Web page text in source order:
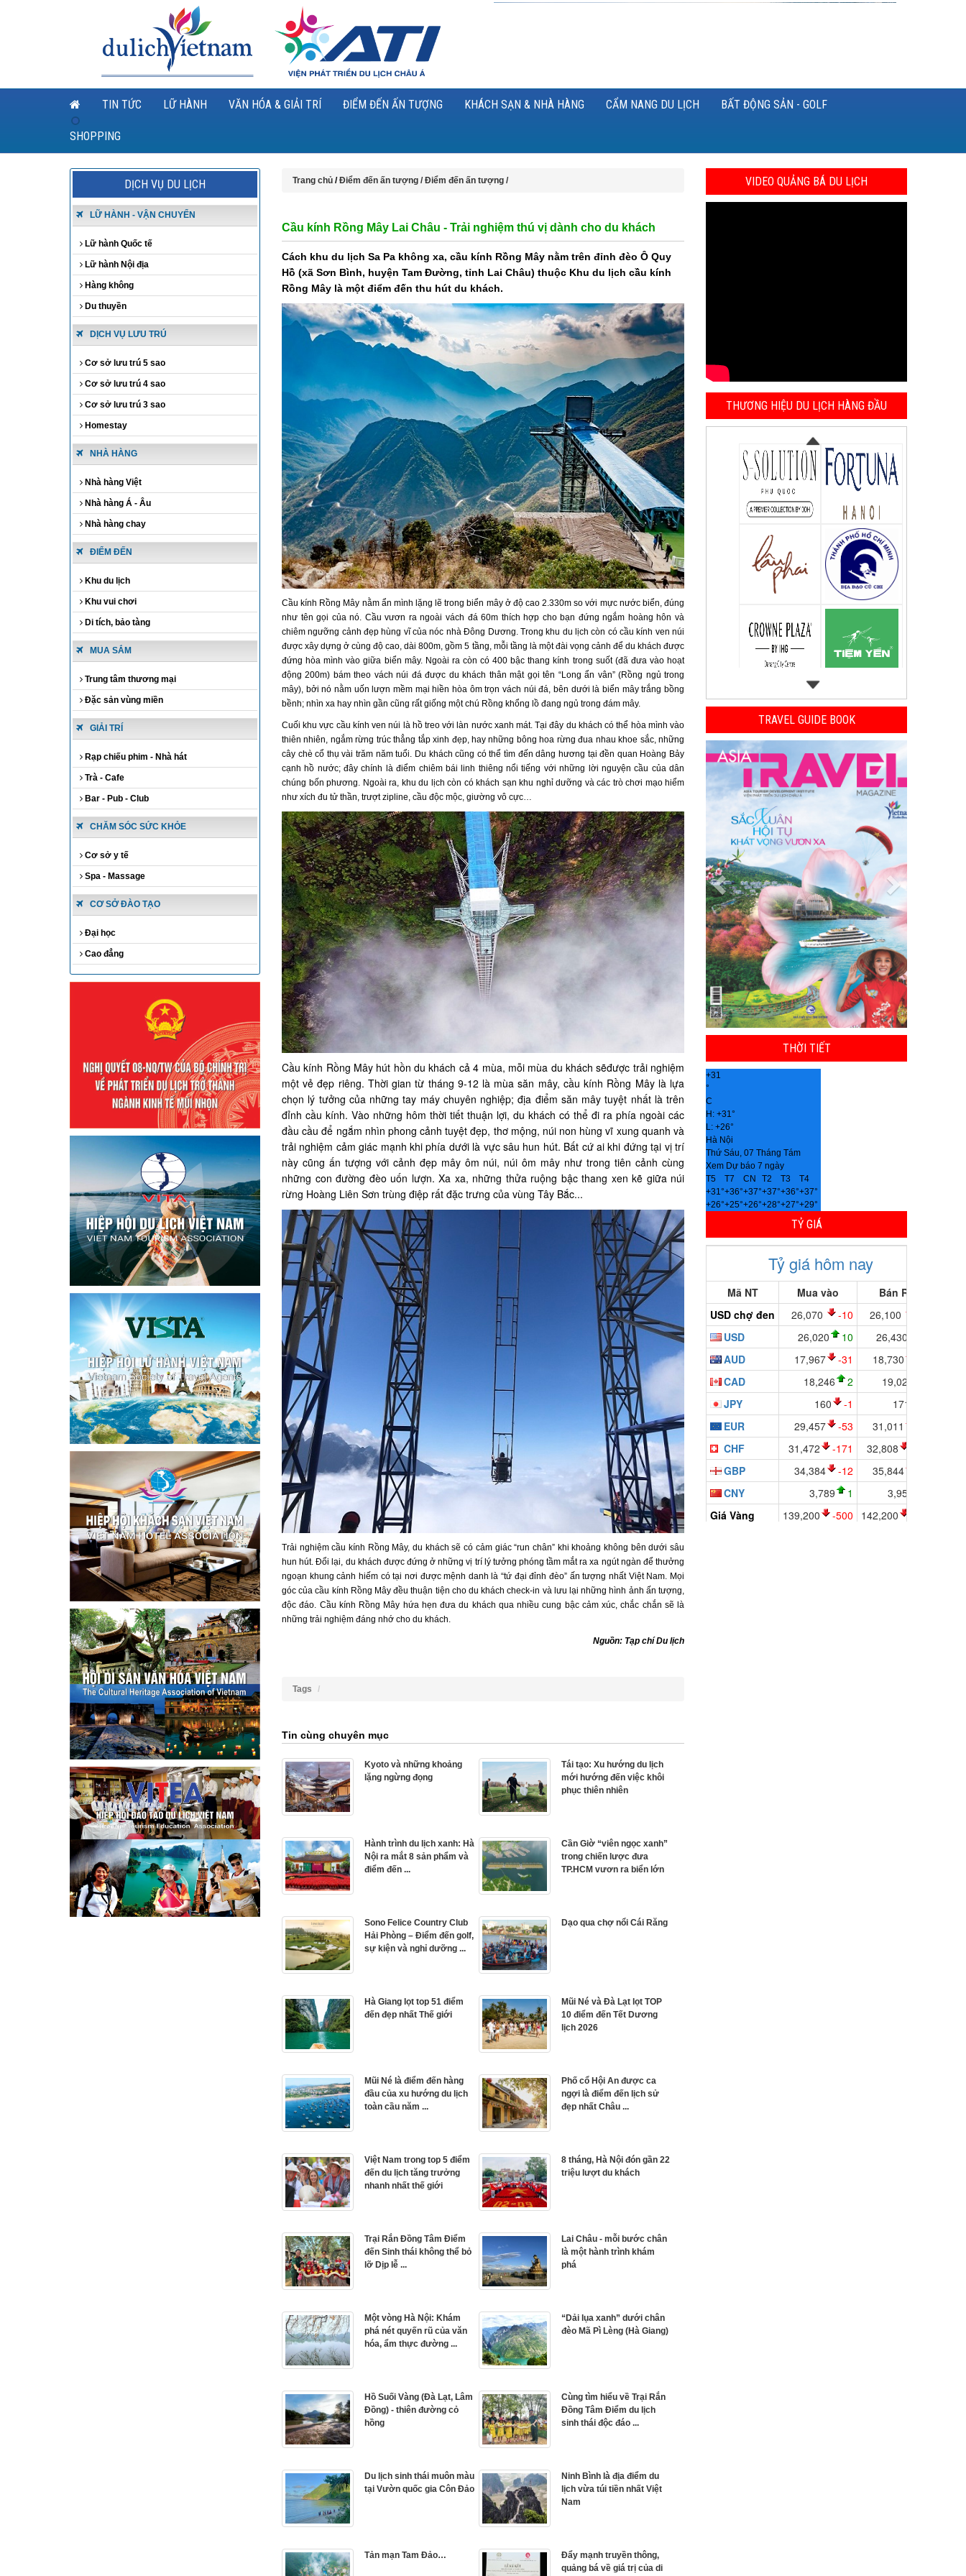
TIN TỨC LỮ HÀNH VĂN HÓA & GIẢI TRÍ ĐIỂM ĐẾN ẤN TƯỢNG KHÁCH SẠN & NHÀ HÀNG CẨM NANG DU LỊCH BẤT ĐỘNG SẢN - GOLF
SHOPPING
DỊCH VỤ DU LỊCH
LỮ HÀNH - VẬN CHUYỂN
Lữ hành Quốc tế
Lữ hành Nội địa
Hàng không
Du thuyền
DỊCH VỤ LƯU TRÚ
Cơ sở lưu trú 5 sao
Cơ sở lưu trú 4 sao
Cơ sở lưu trú 3 sao
Homestay
NHÀ HÀNG
Nhà hàng Việt
Nhà hàng Á - Âu
Nhà hàng chay
ĐIỂM ĐẾN
Khu du lịch
Khu vui chơi
Di tích, bảo tàng
MUA SẮM
Trung tâm thương mại
Đặc sản vùng miền
GIẢI TRÍ
Rạp chiếu phim - Nhà hát
Trà - Cafe
Bar - Pub - Club
CHĂM SÓC SỨC KHỎE
Cơ sở y tế
Spa - Massage
CƠ SỞ ĐÀO TẠO
Đại học
Cao đẳng
Trang chủ /Điểm đến ấn tượng /Điểm đến ấn tượng /
Cầu kính Rồng Mây Lai Châu - Trải nghiệm thú vị dành cho du khách
Cách khu du lịch Sa Pa không xa, cầu kính Rồng Mây nằm trên đỉnh đèo Ô Quy
Hồ (xã Sơn Bình, huyện Tam Đường, tỉnh Lai Châu) thuộc Khu du lịch cầu kính
Rồng Mây là một điểm đến thu hút du khách.
Cầu kính Rồng Mây nằm ẩn mình lặng lẽ trong biển mây ở độ cao 2.330m so với mực nước biển, đúng
như tên gọi của nó. Cầu vươn ra ngoài vách đá 60m thích hợp cho bạn đứng ngắm hoàng hôn và
chiêm ngưỡng cảnh đẹp hùng vĩ của nóc nhà Đông Dương. Trong khu du lịch còn có cầu kính ven núi
được xây dựng ở cùng độ cao, dài 800m, gồm 5 tầng, mỗi tầng là một đài vọng cảnh để du khách được
đứng hòa mình vào giữa biển mây. Ngoài ra còn có 400 bậc thang kính trong suốt (đã đưa vào hoạt
động 200m) bám theo vách núi đá được du khách thân mật gọi tên “Long ẩn vân” (Rồng ngủ trong
mây), bởi nó nằm uốn lượn mềm mại hiền hòa ôm trọn vách núi đá, bên dưới là biển mây trắng bồng
bềnh; nhìn xa hay nhìn gần cũng rất giống một chú Rồng khổng lồ đang ngủ trong đám mây.
Cuối khu vực cầu kính ven núi là hồ treo với làn nước xanh mát. Tại đây du khách có thể hòa mình vào
thiên nhiên, ngắm rừng trúc thẳng tắp xinh đẹp, hay những bông hoa rừng đua nhau khoe sắc, những
cây chè cổ thụ vài trăm năm tuổi. Du khách cũng có thể tìm đến dâng hương tại đền quan Hoàng Bảy
cạnh hồ nước; đây chính là điểm chiêm bái linh thiêng nổi tiếng với những lời nguyện cầu của dân
chúng bốn phương. Ngoài ra, khu du lịch còn có khách sạn khu nghỉ dưỡng và các trò chơi mạo hiểm
như xích đu tử thần, trượt zipline, cầu độc mộc, giường vô cực…
Cầu kính Rồng Mây hút hồn du khách cả 4 mùa, mỗi mùa du khách sẽđược trải nghiệm
một vẻ đẹp riêng. Thời gian từ tháng 9-12 là mùa săn mây, cầu kính Rồng Mây là lựa
chọn lý tưởng của những tay máy chuyên nghiệp; địa điểm săn mây tuyệt nhất là trên
đỉnh cầu kính. Vào những hôm thời tiết thuận lợi, du khách có thể đi ra phía ngoài các
đầu cầu để ngắm nhìn phong cảnh tuyệt đẹp, thơ mộng, núi non hùng vĩ xung quanh và
trải nghiệm cảm giác mạnh khi phía dưới là vực sâu hun hút. Bất cứ ai khi đứng tại vị trí
này cũng ấn tượng với cảnh đẹp mây ôm núi, núi ôm mây như trong tiên cảnh cùng
những con đường đèo uốn lượn. Xa xa, những thửa ruộng bậc thang xen kẽ giữa núi
rừng Hoàng Liên Sơn trùng điệp rất đặc trưng của vùng Tây Bắc...
Trải nghiệm cầu kính Rồng Mây, du khách sẽ có cảm giác “run chân” khi khoảng không bên dưới sâu
hun hút. Đổi lại, du khách được đứng ở những vị trí lý tưởng phóng tầm mắt ra xa ngút ngàn để thưởng
ngoạn khung cảnh hiếm có tại nơi được mệnh danh là “tứ đại đỉnh đèo” ấn tượng nhất Việt Nam. Mọi
góc của cầu kính Rồng Mây đều thuận tiện cho du khách check-in và lưu lại những hình ảnh ấn tượng,
độc đáo. Cầu kính Rồng Mây hứa hẹn đưa du khách qua nhiều cung bậc cảm xúc, chắc chắn sẽ là
những trải nghiệm đáng nhớ cho du khách.
Nguồn: Tạp chí Du lịch
Tags
Tin cùng chuyên mục
Kyoto và những khoảng
lặng ngừng đọng
Tái tạo: Xu hướng du lịch
mới hướng đến việc khôi
phục thiên nhiên
Hành trình du lịch xanh: Hà
Nội ra mắt 8 sản phẩm và
điểm đến ...
Cần Giờ “viên ngọc xanh”
trong chiến lược đưa
TP.HCM vươn ra biển lớn
Sono Felice Country Club
Hải Phòng – Điểm đến golf,
sự kiện và nghỉ dưỡng ...
Dạo qua chợ nổi Cái Răng
Hà Giang lọt top 51 điểm
đến đẹp nhất Thế giới
Mũi Né và Đà Lạt lọt TOP
10 điểm đến Tết Dương
lịch 2026
Mũi Né là điểm đến hàng
đầu của xu hướng du lịch
toàn cầu năm ...
Phố cổ Hội An được ca
ngợi là điểm đến lịch sử
đẹp nhất Châu ...
Việt Nam trong top 5 điểm
đến du lịch tăng trưởng
nhanh nhất thế giới
8 tháng, Hà Nội đón gần 22
triệu lượt du khách
Trại Rắn Đồng Tâm Điểm
đến Sinh thái không thể bỏ
lỡ Dịp lễ ...
Lai Châu - mỗi bước chân
là một hành trình khám
phá
Một vòng Hà Nội: Khám
phá nét quyến rũ của văn
hóa, ẩm thực đường ...
“Dải lụa xanh” dưới chân
đèo Mã Pì Lèng (Hà Giang)
Hồ Suối Vàng (Ðà Lạt, Lâm
Đồng) - thiên đường cỏ
hồng
Cùng tìm hiểu về Trại Rắn
Đồng Tâm Điểm du lịch
sinh thái độc đáo ...
Du lịch sinh thái muôn màu
tại Vườn quốc gia Côn Đảo
Ninh Bình là địa điểm du
lịch vừa túi tiền nhất Việt
Nam
Tản mạn Tam Đảo…
Đẩy mạnh truyền thông,
quảng bá về giá trị của di
VIDEO QUẢNG BÁ DU LỊCH
THƯƠNG HIỆU DU LỊCH HÀNG ĐẦU
TRAVEL GUIDE BOOK
Previous
THỜI TIẾT
+31
°
C
H: +31°
L: +26°
Hà Nội
Thứ Sáu, 07 Tháng Tám
Xem Dự báo 7 ngày
T5
T7 CN T2 T3
T4
+31°+36°+37°+37°+36°+37°
+26°+25°+26°+28°+27°+29°
TỶ GIÁ